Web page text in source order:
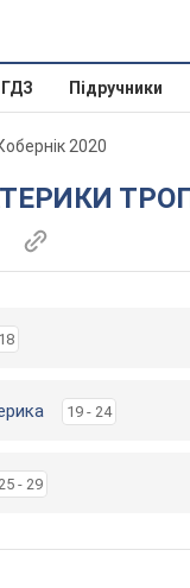
ГДЗ Підручники
2020
19 - 24
- 29